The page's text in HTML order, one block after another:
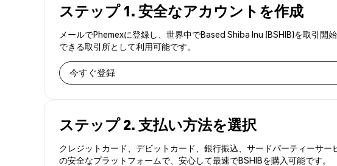
ステップ 1. 安全なアカウントを作成
メールでPhemexに登録し、世界中でBased Shiba Inu (BSHIB)を取引
できる取引所として利用可能です。
今すぐ登録
ステップ 2. 支払い方法を選択
クレジットカード、デビットカード、銀行振込、サードパーティーサ
の安全なプラットフォームで、安心して最速でBSHIBを購入可能です。